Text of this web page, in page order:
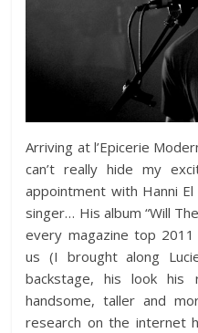
Arriving at l’Epicerie
can’t really hide my
appointment with Hanni
singer… His album “Will
every magazine top
us (I brought along
backstage, his look his
handsome, taller and
research on the internet